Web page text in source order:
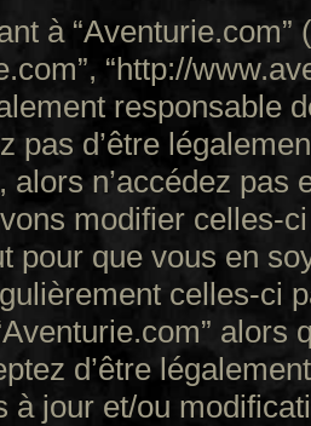
à “Aventurie.com”
“http://
responsable
pas d’être
alors n’accédez pas
modifier celles-
pour que vous en
celles-ci
d’être
à jour et/ou